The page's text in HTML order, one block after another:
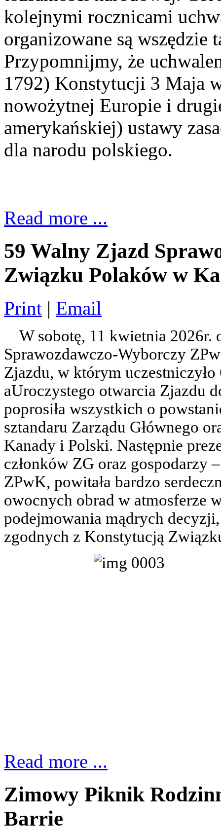
kolejnymi rocznicami
organizowane są wszędzie
Przypomnijmy, że
1792) Konstytucji 3 Maja
nowożytnej Europie i
amerykańskiej) ustawy
dla narodu polskiego.
Read more ...
59 Walny Zjazd
Związku Polaków w
Print | Email
W sobotę, 11 kwietnia 2026r.
Sprawozdawczo-Wyborczy
Zjazdu, w którym
aUroczystego otwarcia Zjazdu
poprosiła wszystkich o
sztandaru Zarządu Głównego
Kanady i Polski. Następnie
członków ZG oraz gospodarzy
ZPwK, powitała bardzo
owocnych obrad w atmosferze
podejmowania mądrych
zgodnych z Konstytucją
Read more ...
Zimowy Piknik
Barrie